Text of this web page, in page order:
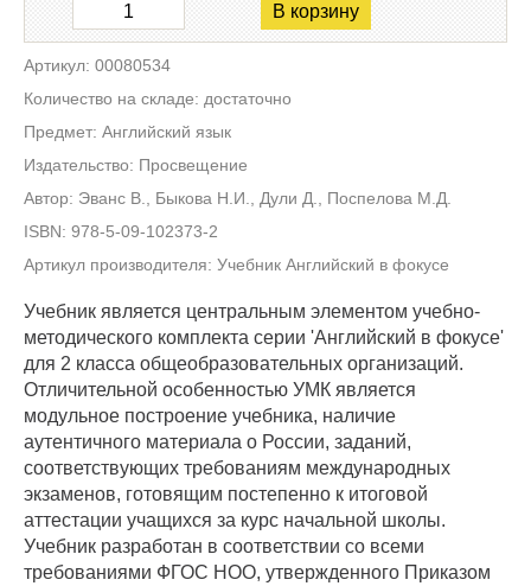
В корзину
Артикул: 00080534
Количество на складе: достаточно
Предмет: Английский язык
Издательство: Просвещение
Автор: Эванс В., Быкова Н.И., Дули Д., Поспелова М.Д.
ISBN: 978-5-09-102373-2
Артикул производителя: Учебник Английский в фокусе
Учебник является центральным элементом учебно-
методического комплекта серии 'Английский в фокусе'
для 2 класса общеобразовательных организаций.
Отличительной особенностью УМК является
модульное построение учебника, наличие
аутентичного материала о России, заданий,
соответствующих требованиям международных
экзаменов, готовящим постепенно к итоговой
аттестации учащихся за курс начальной школы.
Учебник разработан в соответствии со всеми
требованиями ФГОС НОО, утвержденного Приказом